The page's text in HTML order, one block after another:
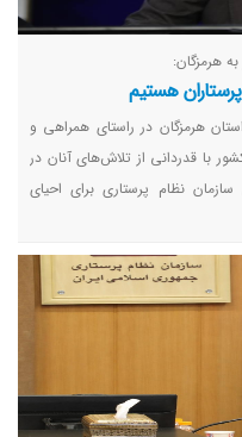
هرمزگان:
هستیم
هرمزگان در راستای همراهی و
با قدردانی از تلاش‌های آنان در
نظام پرستاری برای احیای
کاری آنان، به‌ویژه در نیروهای